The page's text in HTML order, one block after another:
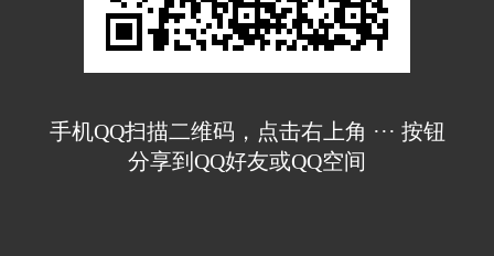
手机QQ扫描二维码，点击右上角 ··· 按钮
分享到QQ好友或QQ空间